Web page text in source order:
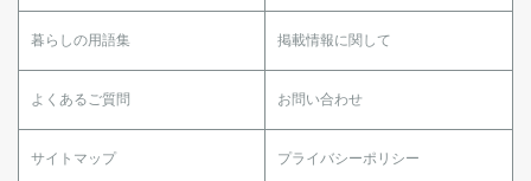
暮らしの用語集 掲載情報に関して
よくあるご質問 お問い合わせ
サイトマップ プライバシーポリシー